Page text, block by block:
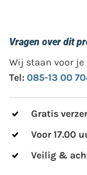
Vragen over dit
Wij staan voor je
Tel: 085-13 00
Gratis
Voor 17.00
Veilig &